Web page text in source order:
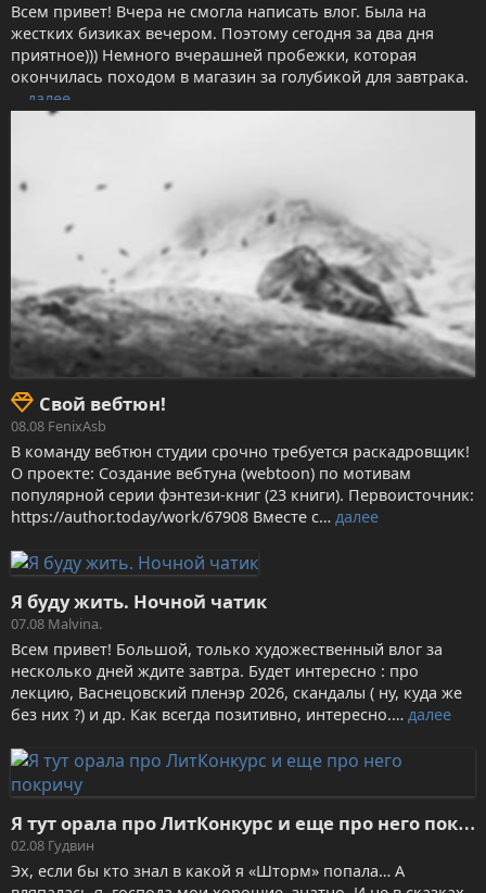
Всем привет! Вчера не смогла написать влог. Была на
жестких бизиках вечером. Поэтому сегодня за два дня
приятное))) Немного вчерашней пробежки, которая
окончилась походом в магазин за голубикой для завтрака.
далее
Свой вебтюн!
08.08 FenixAsb
В команду вебтюн студии срочно требуется раскадровщик!
О проекте: Создание вебтуна (webtoon) по мотивам
популярной серии фэнтези-книг (23 книги). Первоисточник:
https://author.today/work/67908 Вместе с… далее
Я буду жить. Ночной чатик
07.08 Malvina.
Всем привет! Большой, только художественный влог за
несколько дней ждите завтра. Будет интересно : про
лекцию, Васнецовский пленэр 2026, скандалы ( ну, куда же
без них ?) и др. Как всегда позитивно, интересно.… далее
Я
тут орала про ЛитКонкурс и еще про него покричу
02.08 Гудвин
Эх, если бы кто знал в какой я «Шторм» попала… А